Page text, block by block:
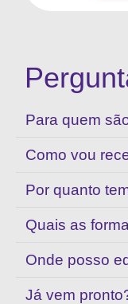
Para quem
Como vou
Por quanto
Quais as
Onde posso
Já vem